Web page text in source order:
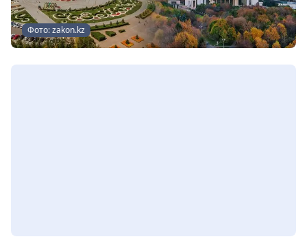
Фото: zakon.kz